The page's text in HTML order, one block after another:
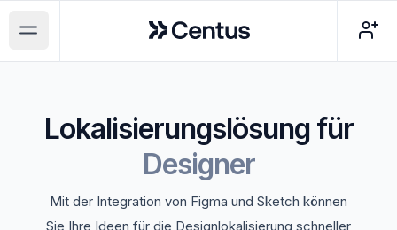
Open main menu
Centus
Lokalisierungslösungfür
Designer
Mit der Integration von Figma und Sketch können
Sie Ihre Ideen für die Designlokalisierung schneller